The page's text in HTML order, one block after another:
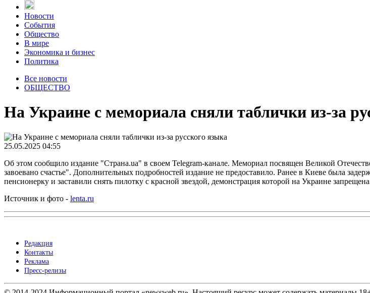
Новости
События
Общество
В мире
Экономика и бизнес
Политика
Все новости
ОБЩЕСТВО
На Украине с мемориала сняли таблички из-за
25.05.2025 04:55
Об этом сообщило издание "Страна.ua" в своем Telegram-канале. Мемориал посвящен Великой
завоевано счастье". Дополнительных подробностей издание не предоставило. Ранее в Киеве была
пенсионерку и заставили снять пилотку с красной звездой, демонстрация которой на Украине
Источник и фото - lenta.ru
Редакция
Контакты
Реклама
Пресс-релизы